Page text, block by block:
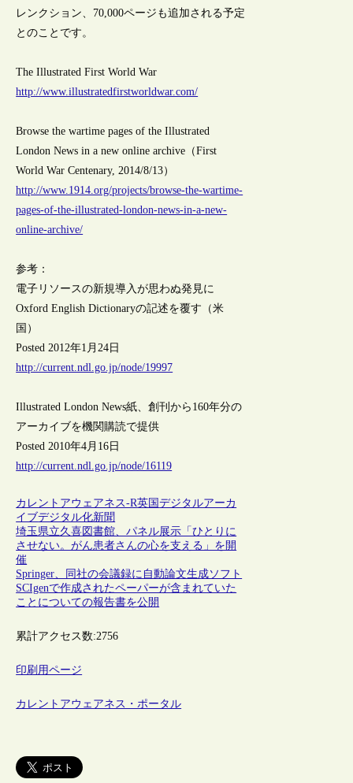
レンクション、70,000ページも追加される予定
とのことです。
The Illustrated First World War
http://www.illustratedfirstworldwar.com/
Browse the wartime pages of the Illustrated
London News in a new online archive（First
World War Centenary, 2014/8/13）
http://www.1914.org/projects/browse-the-wartime-
pages-of-the-illustrated-london-news-in-a-new-
online-archive/
参考：
電子リソースの新規導入が思わぬ発見に
Oxford English Dictionaryの記述を覆す（米
国）
Posted 2012年1月24日
http://current.ndl.go.jp/node/19997
Illustrated London News紙、創刊から160年分の
アーカイブを機関購読で提供
Posted 2010年4月16日
http://current.ndl.go.jp/node/16119
カレントアウェアネス-R英国デジタルアーカ
イブデジタル化新聞
埼玉県立久喜図書館、パネル展示「ひとりに
させない。がん患者さんの心を支える」を開
催
Springer、同社の会議録に自動論文生成ソフト
SCIgenで作成されたペーパーが含まれていた
ことについての報告書を公開
累計アクセス数:2756
印刷用ページ
カレントアウェアネス・ポータル